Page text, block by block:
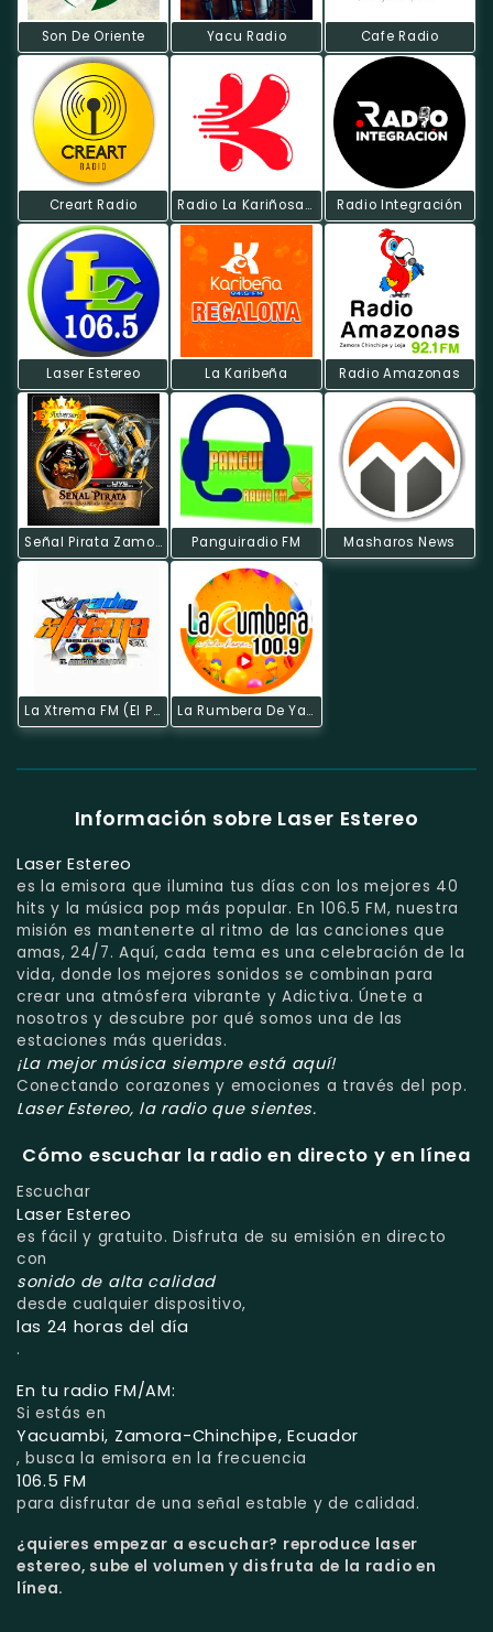
Son De Oriente Yacu Radio Cafe Radio
Creart Radio Radio La Kariñosa FM Radio Integración
Laser Estereo La Karibeña Radio Amazonas
Señal Pirata Zamora Panguiradio FM Masharos News
La Xtrema FM (El Pangui) La Rumbera De Yantzaza
Información sobre Laser Estereo
Laser Estereo
es la emisora que ilumina tus días con los mejores 40
hits y la música pop más popular. En 106.5 FM, nuestra
misión es mantenerte al ritmo de las canciones que
amas, 24/7. Aquí, cada tema es una celebración de la
vida, donde los mejores sonidos se combinan para
crear una atmósfera vibrante y Adictiva. Únete a
nosotros y descubre por qué somos una de las
estaciones más queridas.
¡La mejor música siempre está aquí!
Conectando corazones y emociones a través del pop.
Laser Estereo, la radio que sientes.
Cómo escuchar la radio en directo y en línea
Escuchar
Laser Estereo
es fácil y gratuito. Disfruta de su emisión en directo
con
sonido de alta calidad
desde cualquier dispositivo,
las 24 horas del día
.
En tu radio FM/AM:
Si estás en
Yacuambi, Zamora-Chinchipe, Ecuador
, busca la emisora en la frecuencia
106.5 FM
para disfrutar de una señal estable y de calidad.
¿quieres empezar a escuchar? reproduce laser
estereo, sube el volumen y disfruta de la radio en
línea.